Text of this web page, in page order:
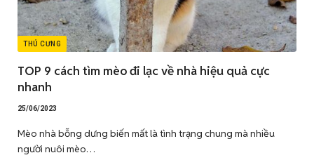
THÚ CƯNG
TOP 9 cách tìm mèo đi lạc về nhà hiệu quả cực
nhanh
25/06/2023
Mèo nhà bỗng dưng biến mất là tình trạng chung mà nhiều
người nuôi mèo…